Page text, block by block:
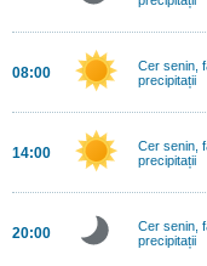
08:00
Cer senin,
precipitații
14:00
Cer senin,
precipitații
20:00
Cer senin,
precipitații